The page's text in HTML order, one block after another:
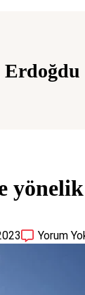
Erdoğdu
Yorum